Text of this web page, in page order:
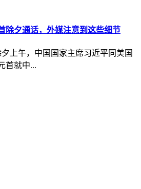
除夕通话，外媒注意到这些细节
午，中国国家主席习近平同美国
首就中...